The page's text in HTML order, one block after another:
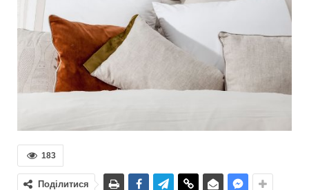
183
Поділитися